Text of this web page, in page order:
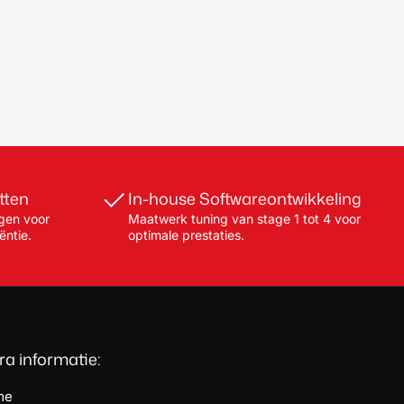
voor
In-house Softwareontwikkeling
Maatwerk tuning van stage 1 tot 4 voor
optimale prestaties.
informatie: